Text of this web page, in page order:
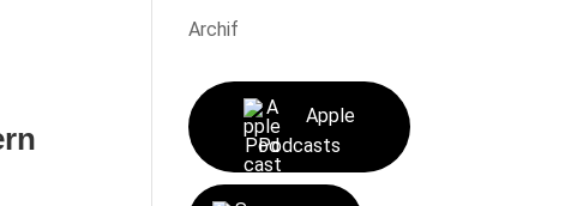
Archif
Apple
Podcasts